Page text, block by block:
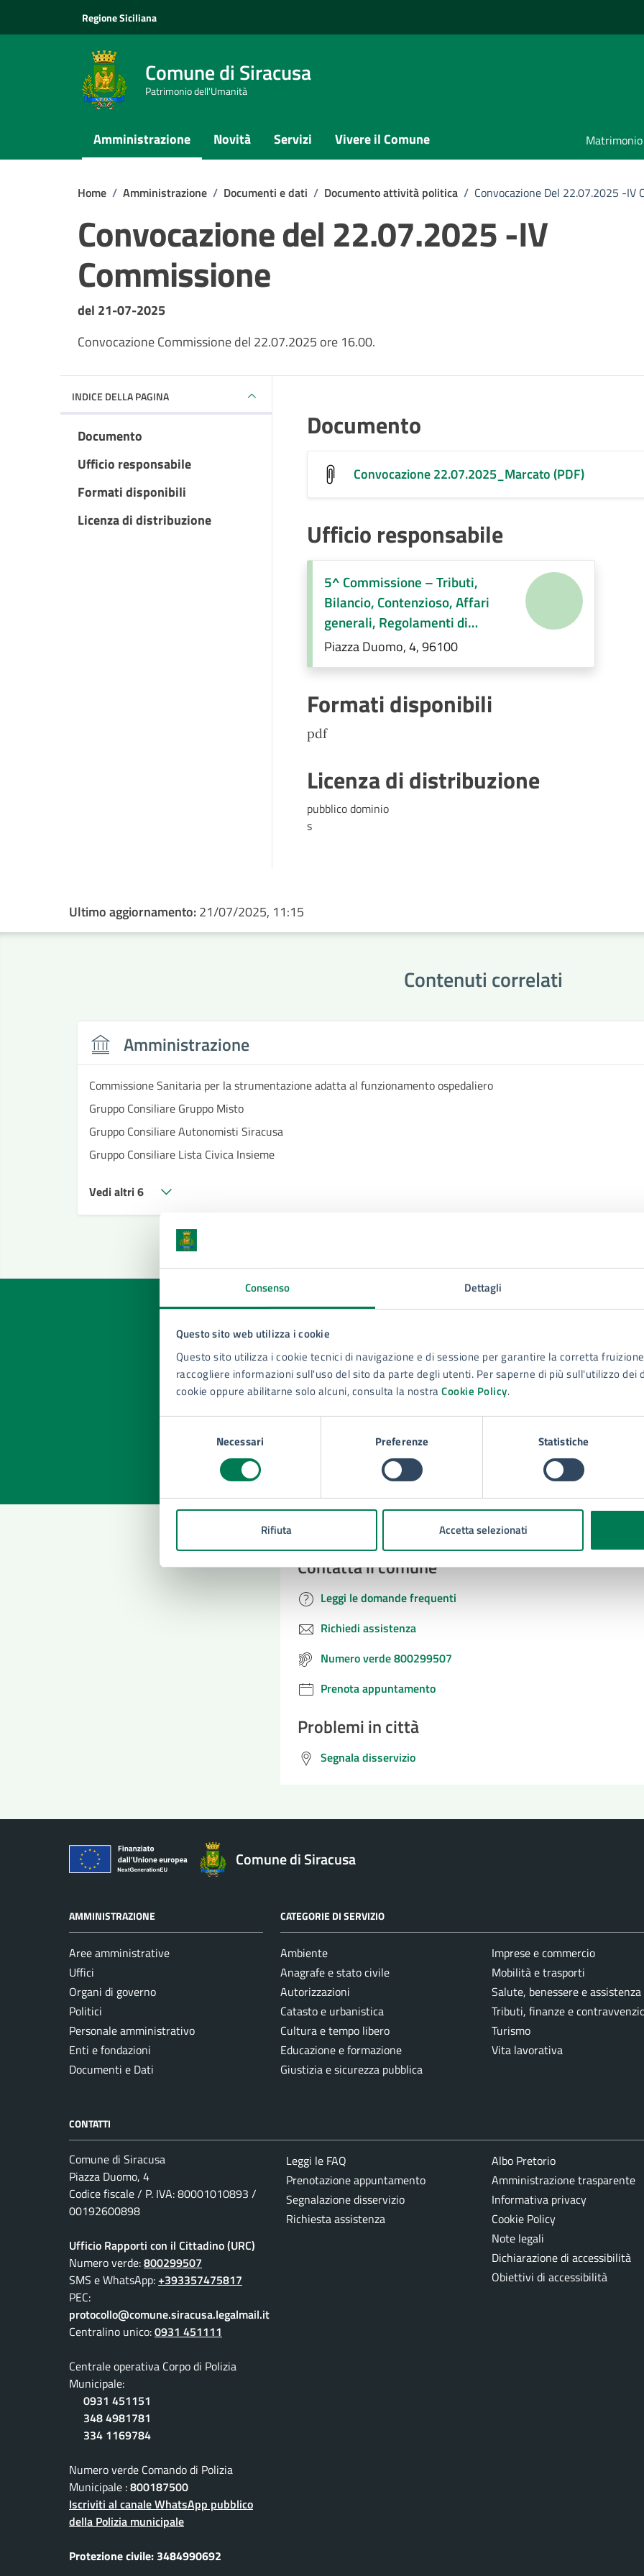
Consenso Dettagli
Questo sito web utilizza i cookie
Questo sito utilizza i cookie tecnici di navigazione e di sessione per garantire la corretta
raccogliere informazioni sull'uso del sito da parte degli utenti. Per saperne di più sull'utilizzo dei
cookie oppure abilitarne solo alcuni, consulta la nostraCookie Policy.
Necessari Preferenze Statistiche
Rifiuta Accetta selezionati
Regione Siciliana
Comune di Siracusa
Patrimonio dell'Umanità
Amministrazione Novità Servizi Vivere il Comune Matrimonio
Home / Amministrazione / Documenti e dati / Documento attività politica / Convocazione Del 22.07.2025 -IV
Convocazione del 22.07.2025 -IV
Commissione
Dettagli del documento
del 21-07-2025
Convocazione Commissione del 22.07.2025 ore 16.00.
INDICE DELLA PAGINA
Documento
Ufficio responsabile
Formati disponibili
Licenza di distribuzione
Documento
Convocazione 22.07.2025_Marcato (PDF)
Ufficio responsabile
5^ Commissione – Tributi,
Bilancio, Contenzioso, Affari
generali, Regolamenti di
competenza
Piazza Duomo, 4, 96100
Formati disponibili
pdf
Licenza di distribuzione
pubblico dominio
s
Ultimo aggiornamento:21/07/2025, 11:15
Contenuti correlati
Amministrazione
Commissione Sanitaria per la strumentazione adatta al funzionamento ospedaliero
Gruppo Consiliare Gruppo Misto
Gruppo Consiliare Autonomisti Siracusa
Gruppo Consiliare Lista Civica Insieme
Vedi altri 6
Quanto sono chiare le informazioni su questa
pagina?
Valuta la chiarezza delle informazioni (da 1 a 5 stelle)
Seleziona il numero di stelle per valutare la chiarezza delle
Valuta 5 stelle su 5
Valuta 4 stelle su 5
Valuta 3 stelle su 5
Valuta 2 stelle su 5
Valuta 1 stelle su 5
Contatta il comune
Leggi le domande frequenti
Richiedi assistenza
Numero verde 800299507
Prenota appuntamento
Problemi in città
Segnala disservizio
Comune di Siracusa
AMMINISTRAZIONE
Aree amministrative
Uffici
Organi di governo
Politici
Personale amministrativo
Enti e fondazioni
Documenti e Dati
CATEGORIE DI SERVIZIO
Ambiente
Anagrafe e stato civile
Autorizzazioni
Catasto e urbanistica
Cultura e tempo libero
Educazione e formazione
Giustizia e sicurezza pubblica
Imprese e commercio
Mobilità e trasporti
Salute, benessere e assistenza
Tributi, finanze e
Turismo
Vita lavorativa
CONTATTI
Comune di Siracusa
Piazza Duomo, 4
Codice fiscale / P. IVA: 80001010893 /
00192600898
Ufficio Rapporti con il Cittadino (URC)
Numero verde:800299507
SMS e WhatsApp:+393357475817
PEC:
protocollo@comune.siracusa.legalmail.it
Centralino unico:0931 451111
Centrale operativa Corpo di Polizia
Municipale:
0931 451151
348 4981781
334 1169784
Numero verde Comando di Polizia
Municipale :800187500
Iscriviti al canale WhatsApp pubblico
della Polizia municipale
Protezione civile: 3484990692
Leggi le FAQ
Prenotazione appuntamento
Segnalazione disservizio
Richiesta assistenza
Albo Pretorio
Amministrazione trasparente
Informativa privacy
Cookie Policy
Note legali
Dichiarazione di accessibilità
Obiettivi di accessibilità